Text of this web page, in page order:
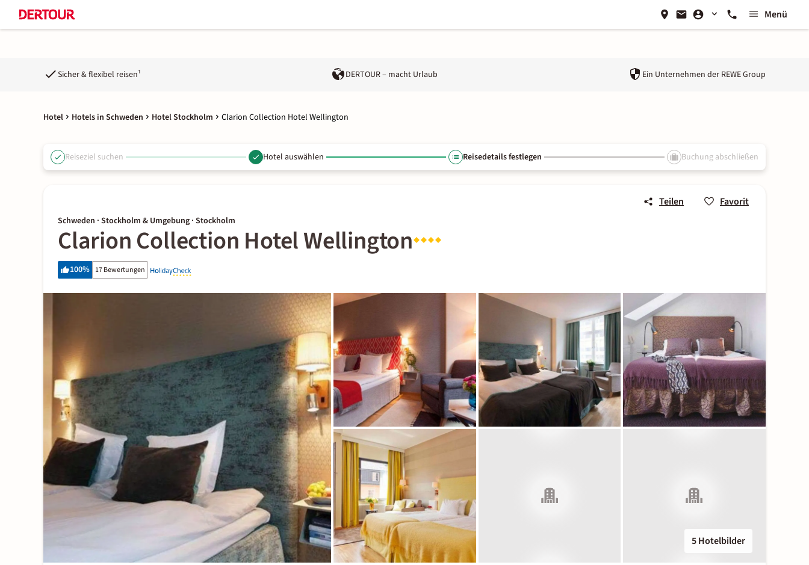
Menü
Sicher & flexibel reisen¹ DERTOUR – macht Urlaub Ein Unternehmen der REWE Group
Hotel Hotels in Schweden Hotel Stockholm Clarion Collection Hotel Wellington
Reiseziel suchen Hotel auswählen Reisedetails festlegen Buchung abschließen
Teilen Favorit
Schweden · Stockholm & Umgebung · Stockholm
Clarion Collection Hotel Wellington
100% 17 Bewertungen
5 Hotelbilder